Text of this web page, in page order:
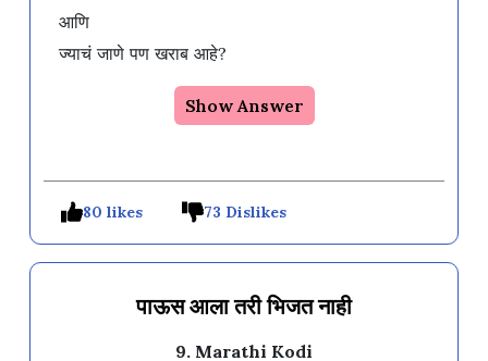
आणि
Show Answer
80 likes 73 Dislikes
पाऊस आला तरी भिजत नाही
9. Marathi Kodi